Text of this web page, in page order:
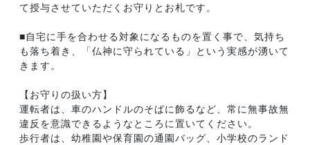
て授与させていただくお守りとお札です。
■自宅に手を合わせる対象になるものを置く事で、気持ち
も落ち着き、「仏神に守られている」という実感が湧いて
きます。
【お守りの扱い方】
運転者は、車のハンドルのそばに飾るなど、常に無事故無
違反を意識できるようなところに置いてください。
歩行者は、幼稚園や保育園の通園バッグ、小学校のランド